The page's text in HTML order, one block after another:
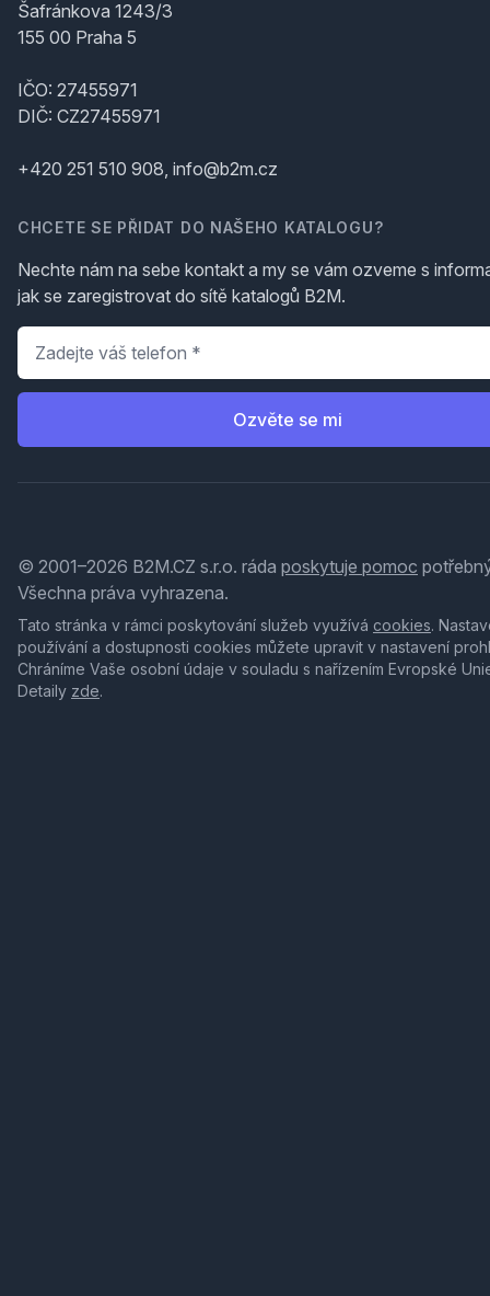
Šafránkova 1243/3
155 00 Praha 5
IČO: 27455971
DIČ: CZ27455971
+420 251 510 908, info@b2m.cz
CHCETE SE PŘIDAT DO NAŠEHO KATALOGU?
Nechte nám na sebe kontakt a my se vám ozveme s
jak se zaregistrovat do sítě katalogů B2M.
Telefon
Ozvěte se mi
© 2001–2026 B2M.CZ s.r.o. ráda poskytuje pomoc
Všechna práva vyhrazena.
Tato stránka v rámci poskytování služeb využívá cookies.
používání a dostupnosti cookies můžete upravit v nastavení
Chráníme Vaše osobní údaje v souladu s nařízením Evropské
Detaily zde.